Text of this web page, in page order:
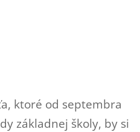
ktoré od septembra
základnej školy, by si